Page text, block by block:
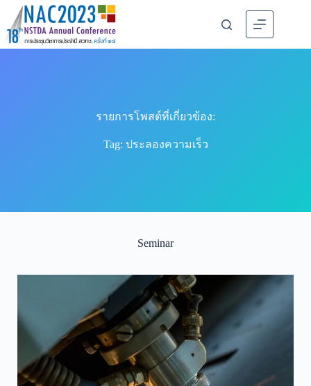
รายการโพสต์ที่เกี่ยวข้อง:
Tag: ประลองความเร็ว
Seminar